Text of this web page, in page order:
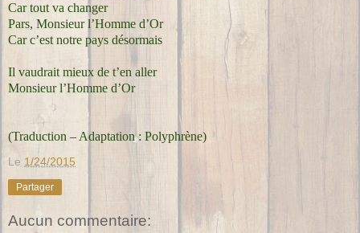
Car tout va changer
Pars, Monsieur l’Homme d’Or
Car c’est notre pays désormais
Il vaudrait mieux de t’en aller
Monsieur l’Homme d’Or
(Traduction – Adaptation : Polyphrène)
Le 1/24/2015
Partager
Aucun commentaire: